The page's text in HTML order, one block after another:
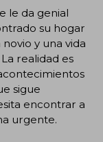
le da genial
su hogar
y una vida
realidad es
sigue
encontrar a
urgente.